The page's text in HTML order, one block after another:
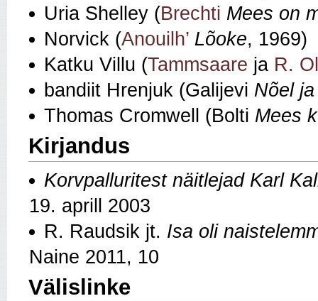
Uria Shelley (Brechti Mees on
Norvick (Anouilh’ Lõoke, 1969)
Katku Villu (Tammsaare ja R.
bandiit Hrenjuk (Galijevi Nõel
Thomas Cromwell (Bolti Mees
Kirjandus
Korvpalluritest näitlejad Karl
19. aprill 2003
R. Raudsik jt. Isa oli
Naine 2011, 10
Välislinke